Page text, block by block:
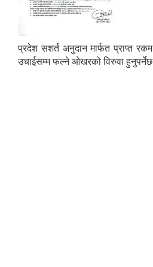
प्रदेश सशर्त अनुदान मार्फत प्राप्त
उचाईसम्म फल्ने ओखरको विरुवा